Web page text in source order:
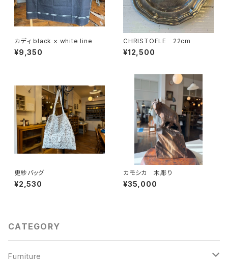
カディ black × white line
¥9,350
CHRISTOFLE 22cm
¥12,500
更紗バッグ
¥2,530
カモシカ 木彫り
¥35,000
CATEGORY
Furniture